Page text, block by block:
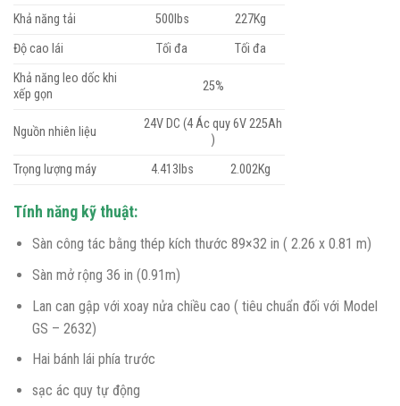
Khả năng tải 500Ibs
227Kg
Độ cao lái
Tối đa
Tối đa
Khả năng leo dốc khi
xếp gọn
25%
Nguồn nhiên liệu
24V DC (4 Ác quy 6V 225Ah
)
Trọng lượng máy
4.413Ibs 2.002Kg
Tính năng kỹ thuật:
Sàn công tác bằng thép kích thước 89×32 in ( 2.26 x 0.81 m)
Sàn mở rộng 36 in (0.91m)
Lan can gập với xoay nửa chiều cao ( tiêu chuẩn đối với Model
GS – 2632)
Hai bánh lái phía trước
sạc ác quy tự động